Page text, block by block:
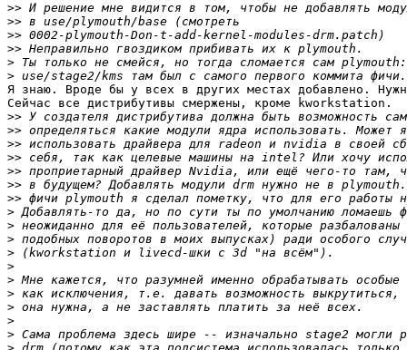
>>
>>
>>
>>
>
>
Я знаю. Вроде бы у всех в других местах добавлено.
Сейчас все дистрибутивы смержены, кроме kworkstation.
>>
>>
>>
>>
>>
>>
>>
>
>
>
>
>
>
>
>
>
>